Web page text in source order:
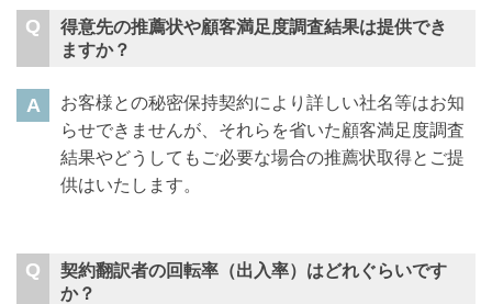
得意先の推薦状や顧客満足度調査結果は提供でき
ますか？
お客様との秘密保持契約により詳しい社名等はお知
らせできませんが、それらを省いた顧客満足度調査
結果やどうしてもご必要な場合の推薦状取得とご提
供はいたします。
契約翻訳者の回転率（出入率）はどれぐらいです
か？